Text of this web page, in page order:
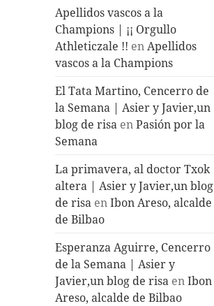
Apellidos vascos a la
Champions | ¡¡ Orgullo
Athleticzale !! enApellidos
vascos a la Champions
El Tata Martino, Cencerro de
la Semana | Asier y Javier,un
blog de risa enPasión por la
Semana
La primavera, al doctor Txok
altera | Asier y Javier,un blog
de risa enIbon Areso, alcalde
de Bilbao
Esperanza Aguirre, Cencerro
de la Semana | Asier y
Javier,un blog de risa enIbon
Areso, alcalde de Bilbao